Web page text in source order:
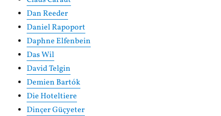
Dan Reeder
Daniel Rapoport
Daphne Elfenbein
Das Wil
David Telgin
Demien Bartók
Die Hoteltiere
Dinçer Güçyeter